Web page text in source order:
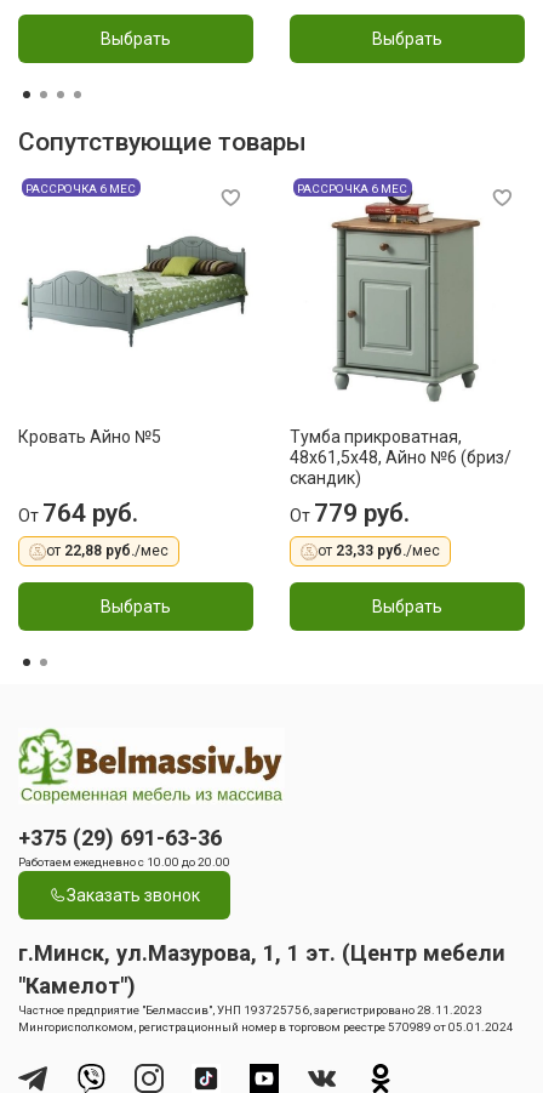
Выбрать Выбрать
Сопутствующие товары
РАССРОЧКА 6 МЕС
Кровать Айно №5
От 764 руб.
от 22,88 руб./мес
Выбрать
РАССРОЧКА 6 МЕС
Тумба прикроватная,
48x61,5x48, Айно №6 (бриз/
скандик)
От 779 руб.
от 23,33 руб./мес
Выбрать
+375 (29) 691-63-36
Работаем ежедневно с 10.00 до 20.00
Заказать звонок
г.Минск, ул.Мазурова, 1, 1 эт. (Центр мебели
"Камелот")
Частное предприятие "Белмассив", УНП 193725756, зарегистрировано 28.11.2023
Мингорисполкомом, регистрационный номер в торговом реестре 570989 от 05.01.2024